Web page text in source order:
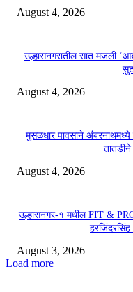
August 4, 2026
उल्हासनगरातील सात मजली
August 4, 2026
मुसळधार पावसाने
August 4, 2026
उल्हासनगर-१ मधील FIT &
August 3, 2026
Load more